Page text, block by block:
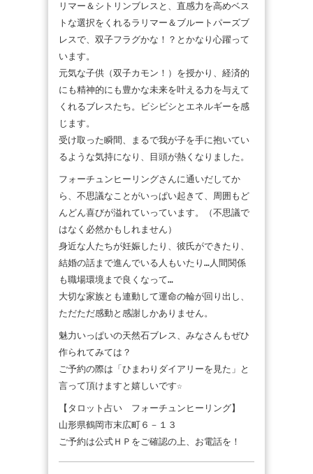
リマー＆シトリンブレスと、直感力を高めベス
トな選択をくれるラリマー＆ブルートパーズブ
レスで、双子フラグかな！？とかなり心躍って
います。
元気な子供（双子カモン！）を授かり、経済的
にも精神的にも豊かな未来を叶える力を与えて
くれるブレスたち。ビシビシとエネルギーを感
じます。
受け取った瞬間、まるで我が子を手に抱いてい
るような気持になり、目頭が熱くなりました。
フォーチュンヒーリングさんに通いだしてか
ら、不思議なことがいっぱい起きて、周囲もど
んどん喜びが溢れていっています。（不思議で
はなく必然かもしれません）
身近な人たちが妊娠したり、彼氏ができたり、
結婚の話まで進んでいる人もいたり…人間関係
も職場環境まで良くなって…
大切な家族とも連動して運命の輪が回り出し、
ただただ感動と感謝しかありません。
魅力いっぱいの天然石ブレス、みなさんもぜひ
作られてみては？
ご予約の際は「ひまわりダイアリーを見た」と
言って頂けますと嬉しいです☆
【タロット占い フォーチュンヒーリング】
山形県鶴岡市末広町６－１３
ご予約は公式ＨＰをご確認の上、お電話を！